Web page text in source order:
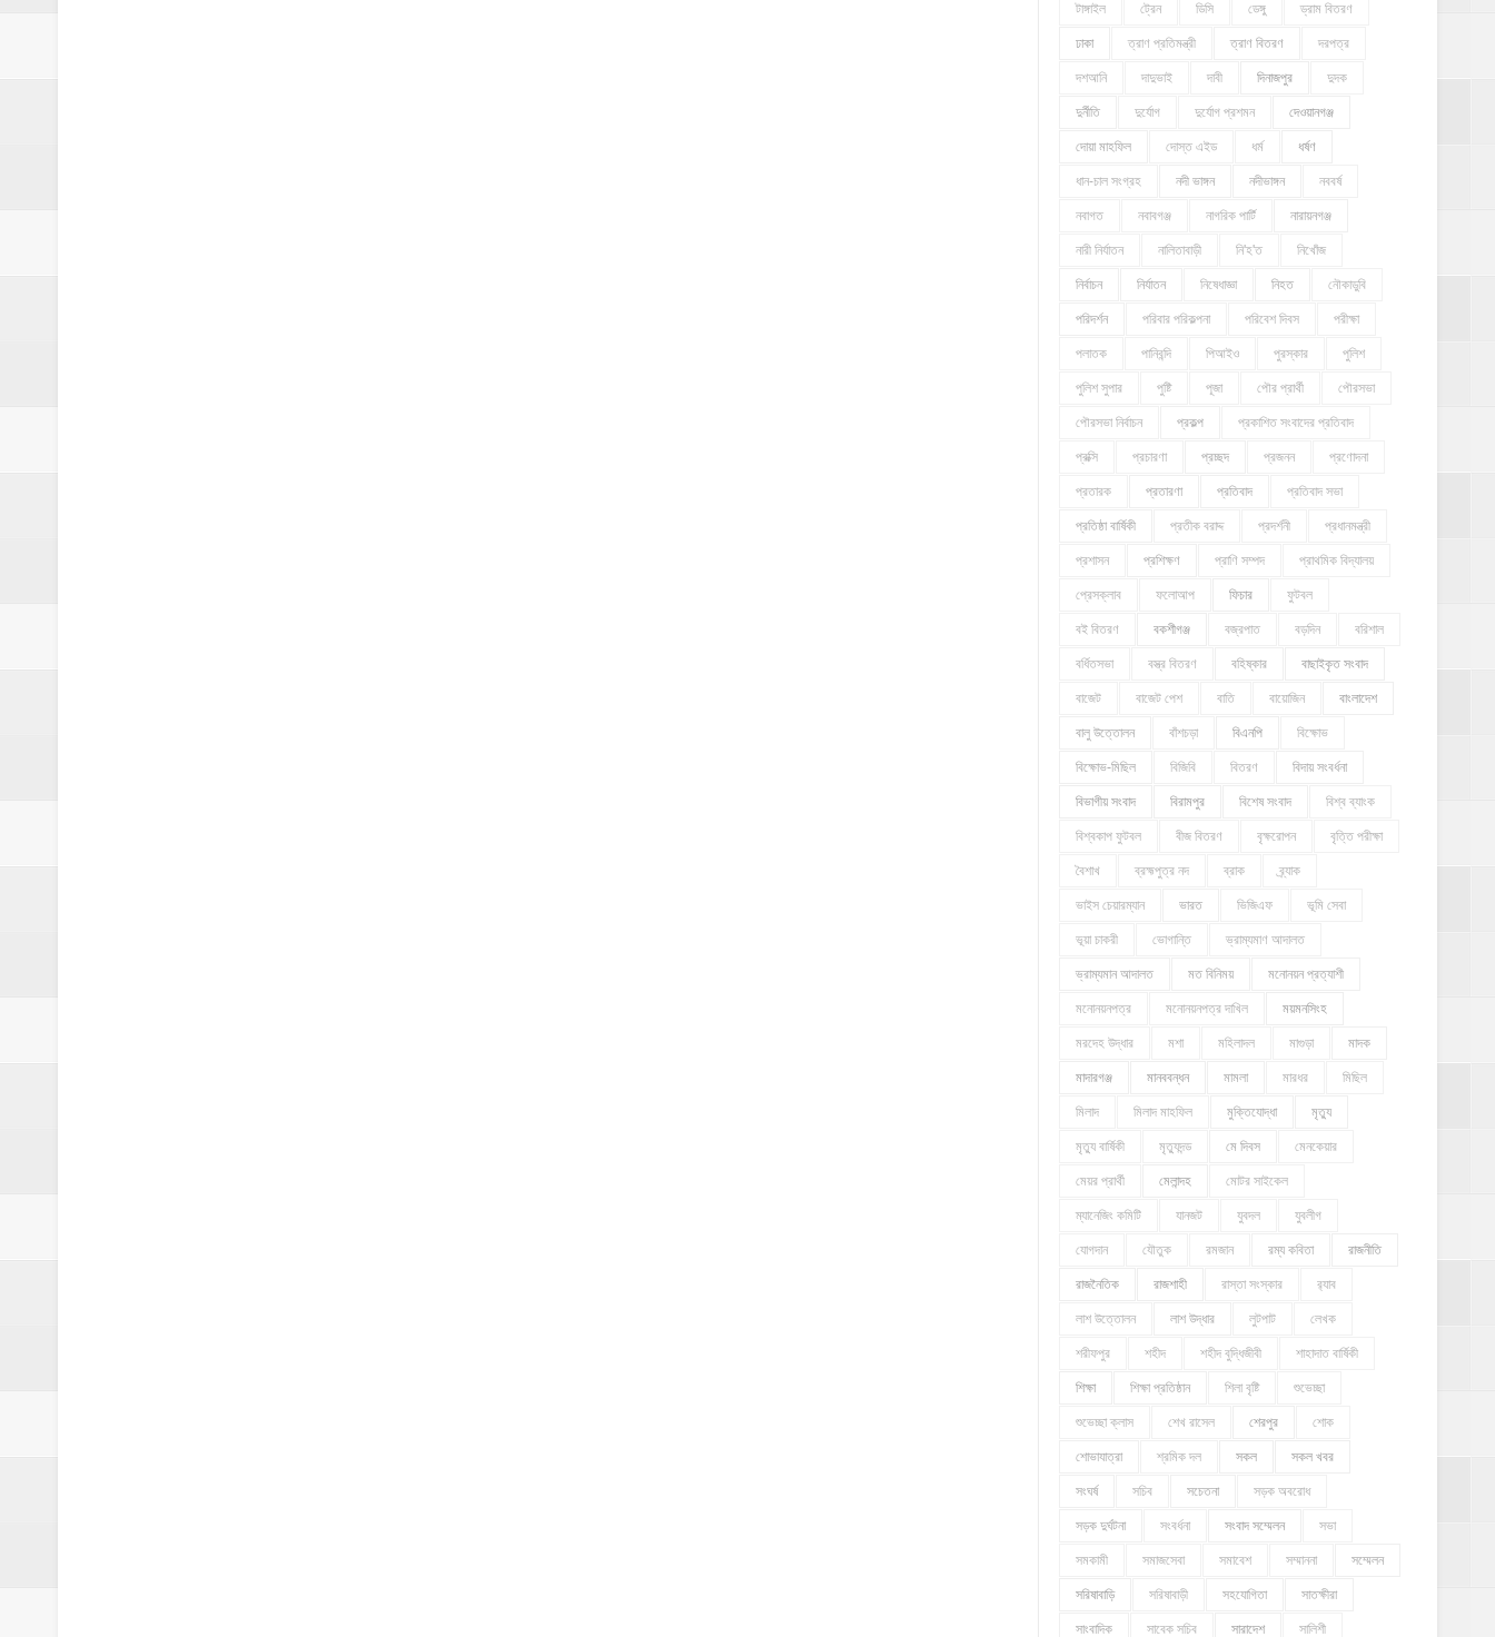
টাঙ্গাইল ট্রেন ডিসি ডেঙ্গু ড্রাম বিতরণ
ঢাকা ত্রাণ প্রতিমন্ত্রী ত্রাণ বিতরণ দরপত্র
দশআনি দাদুভাই দাবী দিনাজপুর দুদক
দুর্নীতি দুর্যোগ দুর্যোগ প্রশমন দেওয়ানগঞ্জ
দোয়া মাহফিল দোস্ত এইড ধর্ম ধর্ষণ
ধান-চাল সংগ্রহ নদী ভাঙ্গন নদীভাঙ্গন নববর্ষ
নবাগত নবাবগঞ্জ নাগরিক পার্টি নারায়নগঞ্জ
নারী নির্যাতন নালিতাবাড়ী নি'হ'ত নিখোঁজ
নির্বাচন নির্যাতন নিষেধাজ্ঞা নিহত নৌকাডুবি
পরিদর্শন পরিবার পরিকল্পনা পরিবেশ দিবস পরীক্ষা
পলাতক পানিবন্দি পিআইও পুরস্কার পুলিশ
পুলিশ সুপার পুষ্টি পূজা পৌর প্রার্থী পৌরসভা
পৌরসভা নির্বাচন প্রকল্প প্রকাশিত সংবাদের প্রতিবাদ
প্রক্সি প্রচারণা প্রচ্ছদ প্রজনন প্রণোদনা
প্রতারক প্রতারণা প্রতিবাদ প্রতিবাদ সভা
প্রতিষ্ঠা বার্ষিকী প্রতীক বরাদ্দ প্রদর্শনী প্রধানমন্ত্রী
প্রশাসন প্রশিক্ষণ প্রাণি সম্পদ প্রাথমিক বিদ্যালয়
প্রেসক্লাব ফলোআপ ফিচার ফুটবল
বই বিতরণ বকশীগঞ্জ বজ্রপাত বড়দিন বরিশাল
বর্ধিতসভা বস্ত্র বিতরণ বহিষ্কার বাছাইকৃত সংবাদ
বাজেট বাজেট পেশ বাতি বায়োজিন বাংলাদেশ
বালু উত্তোলন বাঁশচড়া বিএনপি বিক্ষোভ
বিক্ষোভ-মিছিল বিজিবি বিতরণ বিদায় সংবর্ধনা
বিভাগীয় সংবাদ বিরামপুর বিশেষ সংবাদ বিশ্ব ব্যাংক
বিশ্বকাপ ফুটবল বীজ বিতরণ বৃক্ষরোপন বৃত্তি পরীক্ষা
বৈশাখ ব্রহ্মপুত্র নদ ব্রাক ব্র্যাক
ভাইস চেয়ারম্যান ভারত ভিজিএফ ভূমি সেবা
ভূয়া চাকরী ভোগান্তি ভ্রাম্যমাণ আদালত
ভ্রাম্যমান আদালত মত বিনিময় মনোনয়ন প্রত্যাশী
মনোনয়নপত্র মনোনয়নপত্র দাখিল ময়মনসিংহ
মরদেহ উদ্ধার মশা মহিলাদল মাগুড়া মাদক
মাদারগঞ্জ মানববন্ধন মামলা মারধর মিছিল
মিলাদ মিলাদ মাহফিল মুক্তিযোদ্ধা মৃত্যু
মৃত্যু বার্ষিকী মৃত্যুদন্ড মে দিবস মেনকেয়ার
মেয়র প্রার্থী মেলান্দহ মোটর সাইকেল
ম্যানেজিং কমিটি যানজট যুবদল যুবলীগ
যোগদান যৌতুক রমজান রম্য কবিতা রাজনীতি
রাজনৈতিক রাজশাহী রাস্তা সংস্কার র‍্যাব
লাশ উত্তোলন লাশ উদ্ধার লুটপাট লেখক
শরীফপুর শহীদ শহীদ বুদ্ধিজীবী শাহাদাত বার্ষিকী
শিক্ষা শিক্ষা প্রতিষ্ঠান শিলা বৃষ্টি শুভেচ্ছা
শুভেচ্ছা ক্লাস শেখ রাসেল শেরপুর শোক
শোভাযাত্রা শ্রমিক দল সকল সকল খবর
সংঘর্ষ সচিব সচেতনা সড়ক অবরোধ
সড়ক দুর্ঘটনা সংবর্ধনা সংবাদ সম্মেলন সভা
সমকামী সমাজসেবা সমাবেশ সম্মাননা সম্মেলন
সরিষাবাড়ি সরিষাবাড়ী সহযোগিতা সাতক্ষীরা
সাংবাদিক সাবেক সচিব সারাদেশ সালিশী